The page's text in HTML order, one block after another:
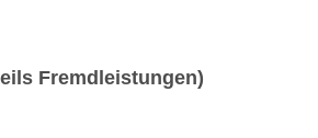
Fremdleistungen)